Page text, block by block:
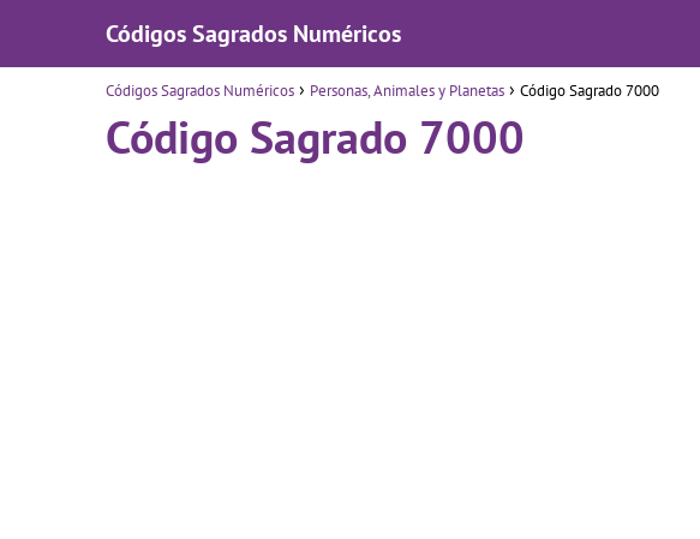
Códigos Sagrados Numéricos
Códigos Sagrados Numéricos Personas, Animales y Planetas Código Sagrado 7000
Código Sagrado 7000